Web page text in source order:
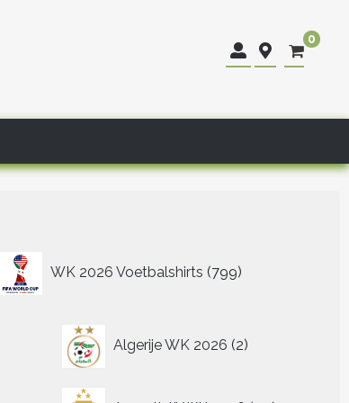
0
WK 2026 Voetbalshirts 799
producten
Algerije WK 2026 2
producten